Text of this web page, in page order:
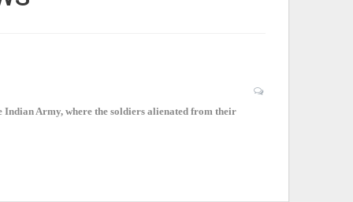
Indian Army, where the soldiers alienated from their